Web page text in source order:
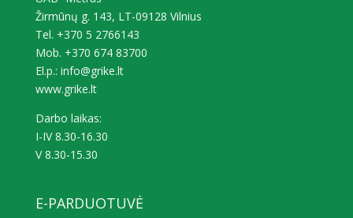
Žirmūnų g. 143, LT-09128 Vilnius
Tel. +370 5 2766143
Mob. +370 674 83700
El.p.: info@grike.lt
www.grike.lt
Darbo laikas:
I-IV 8.30-16.30
V 8.30-15.30
E-PARDUOTUVĖ